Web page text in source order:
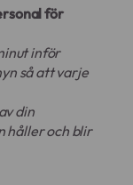
för
inför
så att varje
din
håller och blir